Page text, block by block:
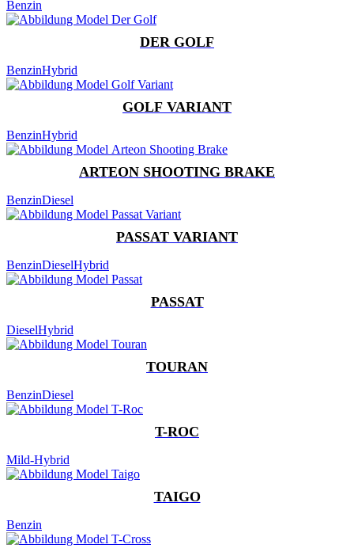
Benzin
DER GOLF
BenzinHybrid
GOLF VARIANT
BenzinHybrid
ARTEON SHOOTING BRAKE
BenzinDiesel
PASSAT VARIANT
BenzinDieselHybrid
PASSAT
DieselHybrid
TOURAN
BenzinDiesel
T-ROC
Mild-Hybrid
TAIGO
Benzin